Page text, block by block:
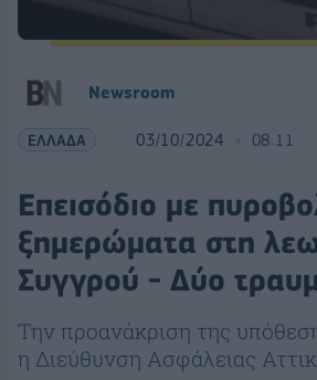
Newsroom
ΕΛΛΑΔΑ 03/10/2024 08:11
Επεισόδιο με
ξημερώματα στη
Συγγρού - Δύο
Την προανάκριση της
η Διεύθυνση Ασφάλειας